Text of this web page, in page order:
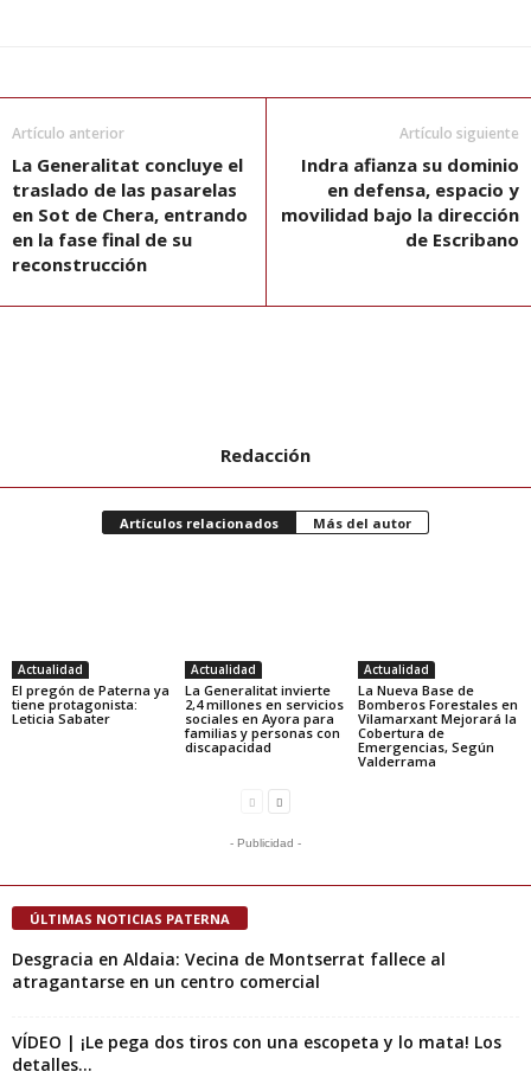
Artículo anterior
La Generalitat concluye el
traslado de las pasarelas
en Sot de Chera, entrando
en la fase final de su
reconstrucción
Artículo siguiente
Indra afianza su dominio
en defensa, espacio y
movilidad bajo la dirección
de Escribano
Redacción
Artículos relacionados Más del autor
Actualidad
El pregón de Paterna ya
tiene protagonista:
Leticia Sabater
Actualidad
La Generalitat invierte
2,4 millones en servicios
sociales en Ayora para
familias y personas con
discapacidad
Actualidad
La Nueva Base de
Bomberos Forestales en
Vilamarxant Mejorará la
Cobertura de
Emergencias, Según
Valderrama
- Publicidad -
ÚLTIMAS NOTICIAS PATERNA
Desgracia en Aldaia: Vecina de Montserrat fallece al
atragantarse en un centro comercial
VÍDEO | ¡Le pega dos tiros con una escopeta y lo mata! Los
detalles...